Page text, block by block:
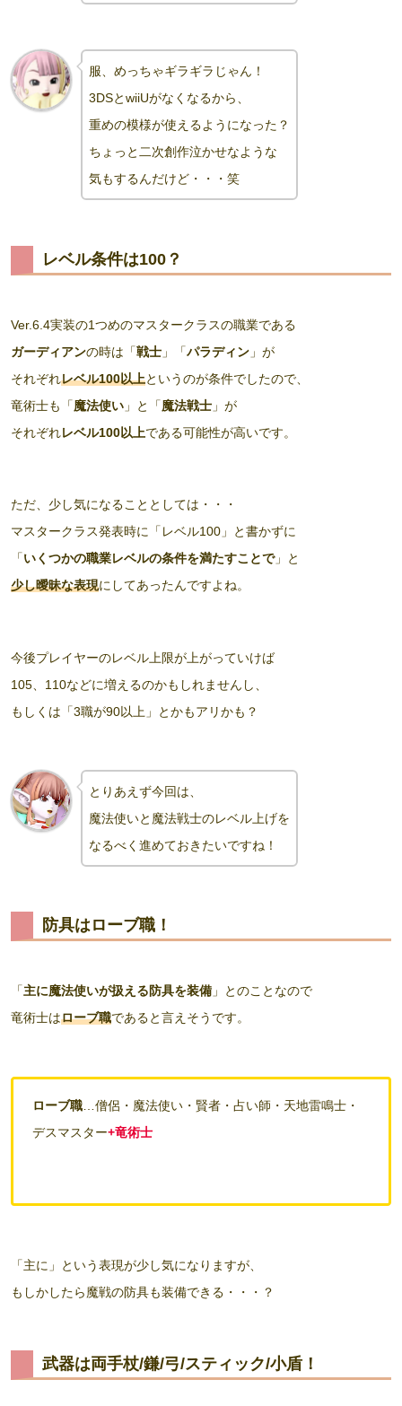
服、めっちゃギラギラじゃん！
3DSとwiiUがなくなるから、
重めの模様が使えるようになった？
ちょっと二次創作泣かせなよう な
気もするんだけど・・・笑
レベル条件は100？
Ver.6.4実装の1つめのマスタークラスの職業である
ガーディアンの時は「戦士 」「パラディン 」が
それぞれレベル100以上というのが条件でしたので、
竜術士も「魔法使い 」と「魔法戦士 」が
それぞれレベル100以上である可能性が高いです。
ただ、少し気になることとしては・・・
マスタークラス発表時に「レベル100」と書かずに
「いくつかの職業レベルの条件を満たすことで」と
少し曖昧な表現にしてあったんですよね。
今後プレイヤーのレベル上限が上がっていけば
105、110などに増えるのかもしれませんし、
もしくは「3職が90以上」とかもアリかも？
とりあえず今回は、
魔法使いと魔法戦士のレベル上げを
なるべく進めておきたいですね ！
防具はローブ職！
「主に魔法使いが扱える防具を装備 」とのことなので
竜術士はローブ職であると言えそうです。
ローブ職 …僧侶・魔法使い・賢者・占い師・天地雷鳴士・
デスマスター+竜術士
「主に」という表現が少し気になりますが、
もしかしたら魔戦の防具も装備できる・・・？
武器は両手杖/鎌/弓/スティック/小盾！